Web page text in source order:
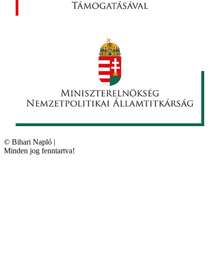
© Bihari Napló |
Minden jog fenntartva!